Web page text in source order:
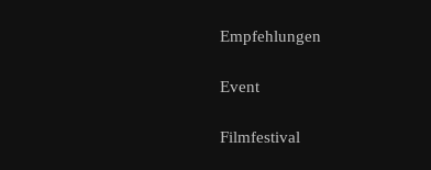
Empfehlungen
Event
Filmfestival